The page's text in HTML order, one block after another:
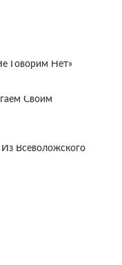
Говорим Нет»
Своим
Всеволожского